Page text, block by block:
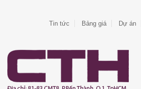
Tin tức Bảng giá Dự án